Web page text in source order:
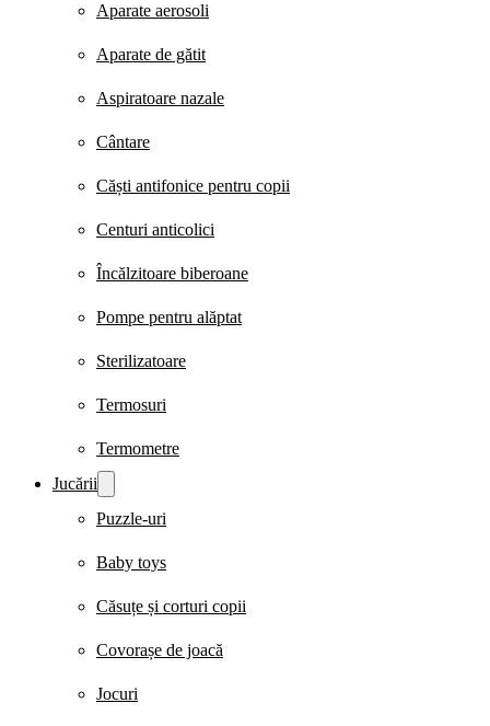
Aparate aerosoli
Aparate de gătit
Aspiratoare nazale
Cântare
Căști antifonice pentru copii
Centuri anticolici
Încălzitoare biberoane
Pompe pentru alăptat
Sterilizatoare
Termosuri
Termometre
Jucării
Puzzle-uri
Baby toys
Căsuțe și corturi copii
Covorașe de joacă
Jocuri